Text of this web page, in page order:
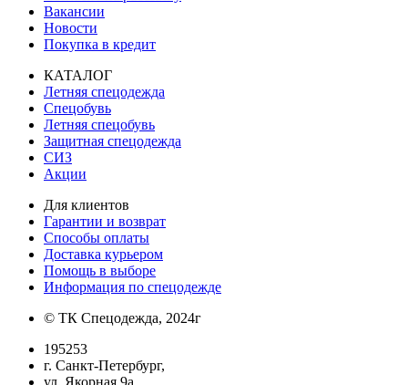
Вакансии
Новости
Покупка в кредит
КАТАЛОГ
Летняя спецодежда
Спецобувь
Летняя спецобувь
Защитная спецодежда
СИЗ
Акции
Для клиентов
Гарантии и возврат
Способы оплаты
Доставка курьером
Помощь в выборе
Информация по спецодежде
© ТК Спецодежда, 2024г
195253
г. Санкт-Петербург,
ул. Якорная 9а